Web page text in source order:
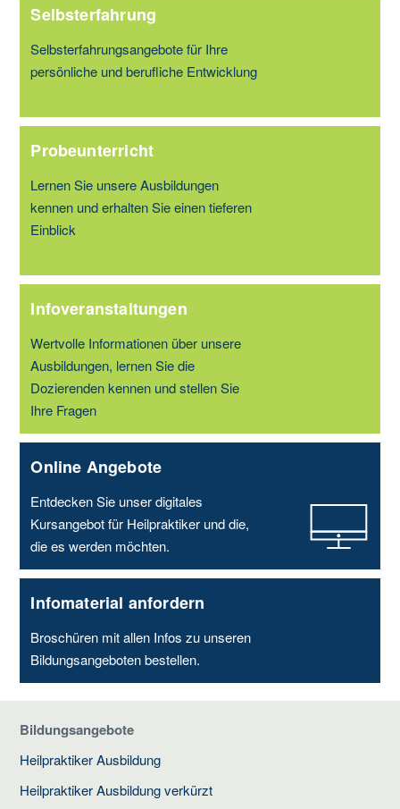
Selbsterfahrung
Selbsterfahrungsangebote für Ihre
persönliche und berufliche Entwicklung
Probeunterricht
Lernen Sie unsere Ausbildungen
kennen und erhalten Sie einen tieferen
Einblick
Infoveranstaltungen
Wertvolle Informationen über unsere
Ausbildungen, lernen Sie die
Dozierenden kennen und stellen Sie
Ihre Fragen
Online Angebote
Entdecken Sie unser digitales
Kursangebot für Heilpraktiker und die,
die es werden möchten.
Infomaterial anfordern
Broschüren mit allen Infos zu unseren
Bildungsangeboten bestellen.
Bildungsangebote
Heilpraktiker Ausbildung
Heilpraktiker Ausbildung verkürzt